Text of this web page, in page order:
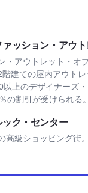
ッション・アウト
・アウトレット・オ
建ての屋内アウト
以上のデザイナーズ
の割引が受けられる。
・アウトレットを
ック・センター
高級ショッピング街。
ターを見る